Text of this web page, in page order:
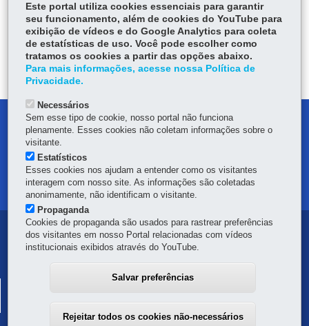
Fa
ce
bo
ok
Tw
itt
er
W
ha
ts
Ap
p
Voltar Início Imprimir Baixar
MAPA DO SITE
DENUNCIE CORRUPÇÃO
Navegação
principal
SISTEMA PÚBLICO DE ESCRITURAÇÃO DIGITAL
Este portal utiliza cookies essenciais para garantir
seu funcionamento, além de cookies do YouTube para
exibição de vídeos e do Google Analytics para coleta
de estatísticas de uso. Você pode escolher como
tratamos os cookies a partir das opções abaixo.
Para mais informações, acesse nossa Política de
Privacidade.
Necessários
Sem esse tipo de cookie, nosso portal não funciona
plenamente. Esses cookies não coletam informações sobre o
visitante.
Estatísticos
Esses cookies nos ajudam a entender como os visitantes
interagem com nosso site. As informações são coletadas
anonimamente, não identificam o visitante.
Propaganda
Cookies de propaganda são usados para rastrear preferências
dos visitantes em nosso Portal relacionadas com vídeos
institucionais exibidos através do YouTube.
Salvar preferências
Rejeitar todos os cookies não-necessários